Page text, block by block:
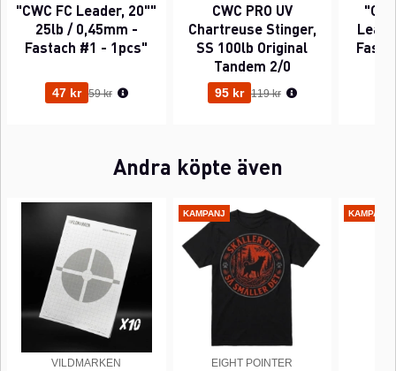
"CWC FC Leader, 20""
25lb / 0,45mm -
Fastach #1 - 1pcs"
47 kr Ordinarie pris:
59 kr
CWC PRO UV
Chartreuse Stinger,
SS 100lb Original
Tandem 2/0
95 kr Ordinarie pris:
119 kr
Andra köpte även
VILDMARKEN
KAMPANJ
EIGHT POINTER
KAMPANJ